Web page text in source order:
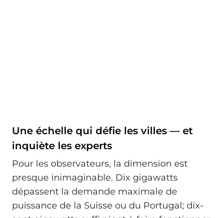
Une échelle qui défie les villes — et
inquiète les experts
Pour les observateurs, la dimension est
presque inimaginable. Dix gigawatts
dépassent la demande maximale de
puissance de la Suisse ou du Portugal; dix-